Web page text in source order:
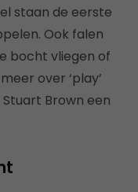
staan de eerste
Ook falen
bocht vliegen of
over ‘play’
Stuart Brown een